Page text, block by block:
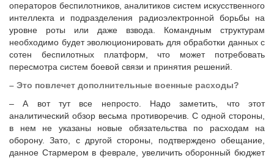
операторов беспилотников, аналитиков систем искусственного
интеллекта и подразделения радиоэлектронной борьбы на
уровне роты или даже взвода. Командным структурам
необходимо будет эволюционировать для обработки данных с
сотен беспилотных платформ, что может потребовать
пересмотра систем боевой связи и принятия решений.
–​ Это повлечет дополнительные военные расходы?
– А вот тут все непросто. Надо заметить, что этот
аналитический обзор весьма противоречив. С одной стороны,
в нем не указаны новые обязательства по расходам на
оборону. Зато, с другой стороны, подтверждено обещание,
данное Стармером в феврале, увеличить оборонный бюджет